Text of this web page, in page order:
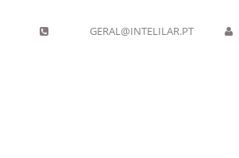
GERAL@INTELILAR.PT